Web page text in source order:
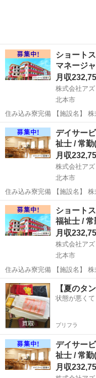
ショート
マネージ
月収
株式会社ア
北本市
住み込み寮完備 【施設名】 株式会社アズ・ライフケア あずみ苑北本
【勤務地】 埼玉県 北本市 【アクセス】 北本駅から徒歩21分 北本駅/
桶川駅/鴻巣駅 【雇用形態】常勤(日勤のみ) 【募集職種】生活相談員
【...
埼玉 北本市 介護士
デイサー
祉士 / 常
月収
株式会社ア
北本市
住み込み寮完備 【施設名】 株式会社アズ・ライフケア あずみ苑北本
【勤務地】 埼玉県 北本市 【アクセス】 北本駅から徒歩21分 北本駅/
桶川駅/鴻巣駅 【雇用形態】常勤(日勤のみ) 【募集職種】生活相談員
【...
埼玉 北本市 介護福
ショート
福祉士 /
月収
株式会社ア
北本市
住み込み寮完備 【施設名】 株式会社アズ・ライフケア あずみ苑北本
【勤務地】 埼玉県 北本市 【アクセス】 北本駅から徒歩21分 北本駅/
桶川駅/鴻巣駅 【雇用形態】常勤(日勤のみ) 【募集職種】生活相談員
【...
埼玉 北本市 介護福祉
【夏のタ
状態が悪く
プリフラ
デイサー
祉士 / 常
月収